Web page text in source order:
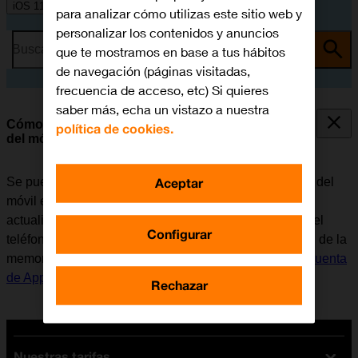
iOS 11.0
Busca por problema o tema
Cómo hacer una copia de seguridad de la memoria
del móvil en iCloud
Se puede hacer una copia de seguridad del contenido del
móvil en iCloud para que no se pierda, por ejemplo, al
actualizar el software del móvil o en caso de pérdida del
teléfono. Antes de poder hacer una copia de seguridad de la
memoria del móvil en iCloud, es necesario
activar la Cuenta
de Apple en el móvil
conectarse a una red Wi-Fi
para analizar cómo utilizas este sitio web y
personalizar los contenidos y anuncios
que te mostramos en base a tus hábitos
de navegación (páginas visitadas,
frecuencia de acceso, etc) Si quieres
saber más, echa un vistazo a nuestra
política de cookies.
Configurar
Rechazar
Aceptar